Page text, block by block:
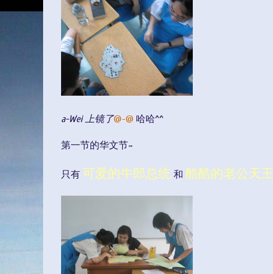
a-Wei 上镜了@-@ 哈哈^^
第一节的华文节~
只有 可爱的牛郎总统 和 酷酷的老公天王